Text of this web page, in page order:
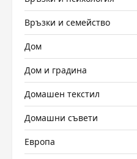
Връзки и семейство
Дом
Дом и градина
Домашен текстил
Домашни съвети
Европа